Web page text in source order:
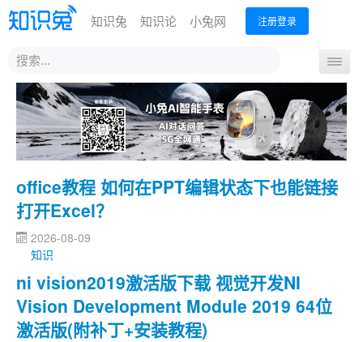
知识兔 知识论 小兔网 注册登录
站
内
索
导
航
开
关
首页 最新下载 MSDN下载 热门下载
office教程 如何在PPT编辑状态下也能链接
打开Excel？
2026-08-09
知识
ni vision2019激活版下载 视觉开发NI
Vision Development Module 2019 64位
激活版(附补丁+安装教程)